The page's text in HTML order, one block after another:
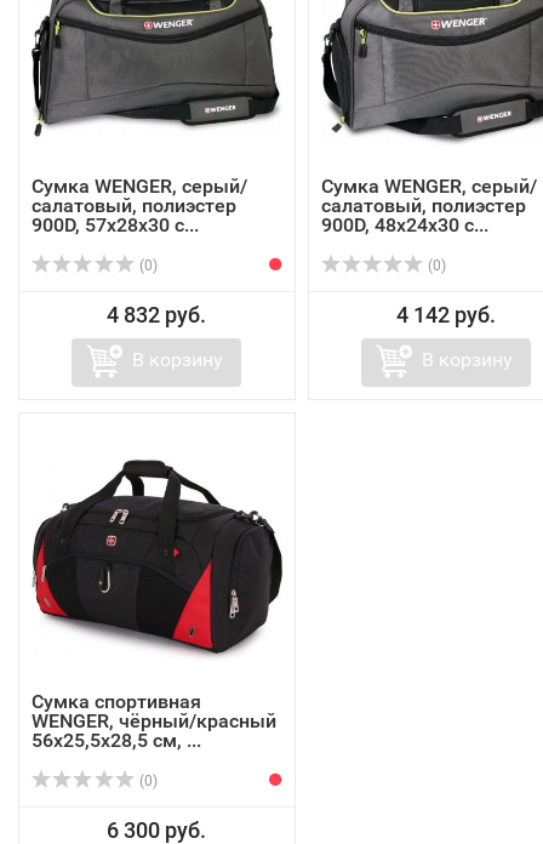
Сумка WENGER, серый/
салатовый, полиэстер
900D, 57х28х30 с...
(0)
4 832 руб.
В корзину
Сумка WENGER, серый/
салатовый, полиэстер
900D, 48х24x30 с...
(0)
4 142 руб.
В корзину
Сумка спортивная
WENGER, чёрный/красный
56х25,5х28,5 см, ...
(0)
6 300 руб.